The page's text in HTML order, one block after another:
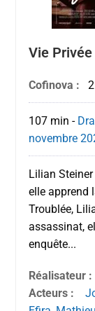
Vie
Cofinova :
107 min -
novembre
Lilian
elle apprend
Troublée,
assassinat,
enquête...
Réalisateur :
Acteurs :